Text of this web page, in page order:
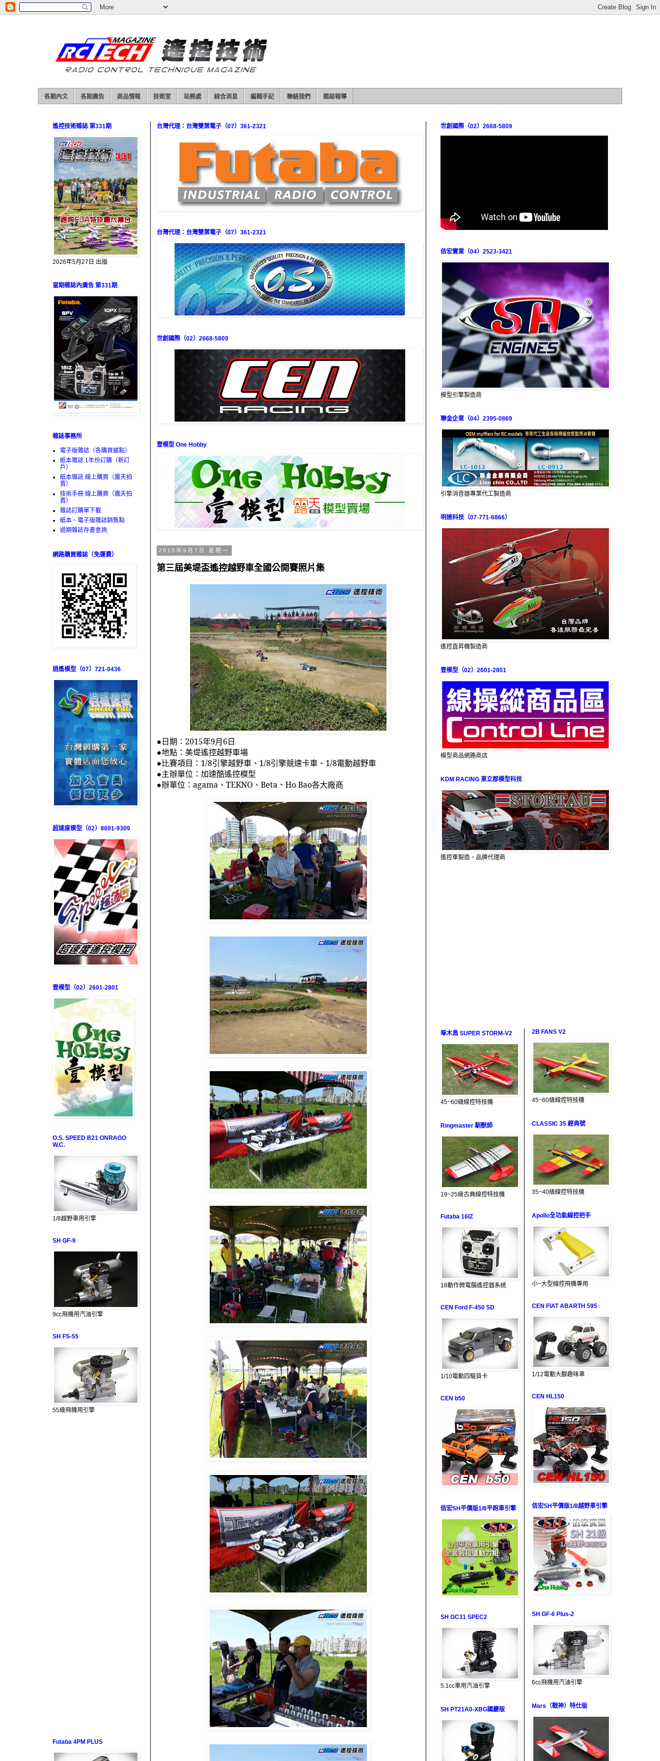
各期內文 各期廣告 商品情報 技術室 站務處 綜合消息 編輯手記 聯絡我們 雜誌報導
台灣代理：台灣雙葉電子（07）361-2321
台灣代理：台灣雙葉電子（07）361-2321
世創國際（02）2668-5809
壹模型 One Hobby
2015年9月7日 星期一
第三屆美堤盃遙控越野車全國公開賽照片集
●日期： 2015年9月6日
●地點：美堤遙控越野車場
●比賽項目： 1/8引擎越野車、 1/8引擎競速卡車、 1/8電動越野車
●主辦單位：加速酷遙控模型
●辦單位： agama 、 TEKNO 、 Beta 、 Ho Bao各大廠商
遙控技術雜誌 第331期
2026年5月27日 出版
當期雜誌內廣告 第331期
雜誌事務所
電子版雜誌（各購買據點）
紙本雜誌 1年份訂購（新訂
戶）
紙本雜誌 線上購買（露天拍
賣）
技術手冊 線上購買（露天拍
賣）
雜誌訂購單下載
紙本、電子版雜誌銷售點
過期雜誌存書查詢
網路購買雜誌（免運費）
逍遙模型（07）721-0436
超速度模型（02）8691-9309
壹模型（02）2601-2801
O.S. SPEED B21 ONRAGO
W.C.
1/8越野車用引擎
SH GF-9
9cc飛機用汽油引擎
SH FS-55
55級飛機用引擎
Futaba 4PM PLUS
世創國際（02）2668-5809
佶宏實業（04）2523-3421
模型引擎製造商
聯金企業（04）2395-0869
引擎消音器專業代工製造商
明達科技（07-771-6866）
遙控直昇機製造商
壹模型（02）2601-2801
模型商品網路商店
KDM RACING 東立郡模型科技
遙控車製造、品牌代理商
啄木鳥 SUPER STORM-V2
45~60級線控特技機
Ringmaster 馴獸師
19~25級古典線控特技機
Futaba 16IZ
18動作微電腦遙控器系統
CEN Ford F-450 SD
1/10電動四驅貨卡
CEN b50
佶宏SH平價版1/8平跑車引擎
SH GC31 SPEC2
5.1cc車用汽油引擎
SH PT21A0-XBG國慶版
2B FANS V2
45~60級線控特技機
CLASSIC 35 經典號
35~40級線控特技機
Apollo全功能線控把手
小~大型線控飛機專用
CEN FIAT ABARTH 595
1/12電動大腳趣味車
CEN HL150
佶宏SH平價版1/8越野車引擎
SH GF-6 Plus-2
6cc飛機用汽油引擎
Mars（戰神）特仕版